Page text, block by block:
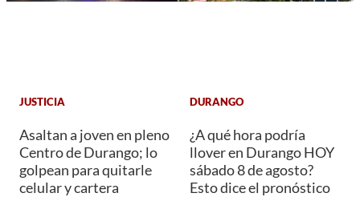
JUSTICIA
Asaltan a joven en pleno
Centro de Durango; lo
golpean para quitarle
celular y cartera
DURANGO
¿A qué hora podría
llover en Durango HOY
sábado 8 de agosto?
Esto dice el pronóstico